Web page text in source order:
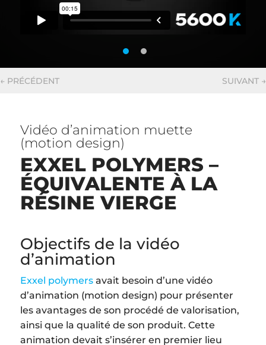
← PRÉCÉDENT SUIVANT →
Vidéo d’animation muette
(motion design)
EXXEL POLYMERS –
ÉQUIVALENTE À LA
RÉSINE VIERGE
Objectifs de la vidéo
d’animation
Exxel polymersavait besoin d’une vidéo
d’animation (motion design) pour présenter
les avantages de son procédé de valorisation,
ainsi que la qualité de son produit. Cette
animation devait s’insérer en premier lieu